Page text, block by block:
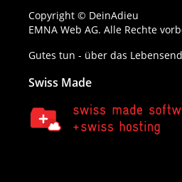
Copyright © DeinAdieu
EMNA Web AG. Alle Rechte
Gutes tun - über das
Swiss Made